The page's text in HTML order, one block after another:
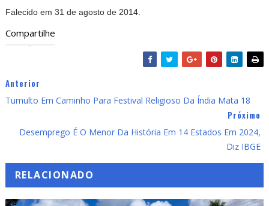
Falecido em 31 de agosto de 2014.
Compartilhe
Anterior
Tumulto Em Caminho Para Festival Religioso Da Índia Mata 18
Próximo
Desemprego É O Menor Da História Em 14 Estados Em 2024,
Diz IBGE
RELACIONADO